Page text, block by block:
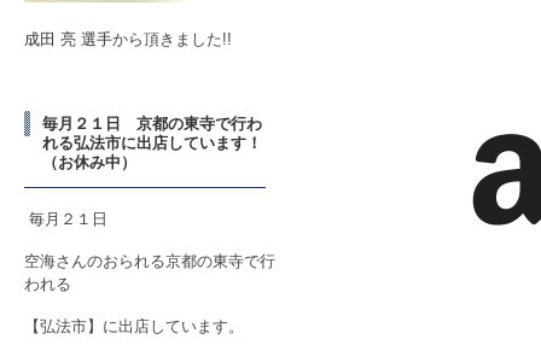
成田 亮 選手から頂きました!!
毎月２１日 京都の東寺で行わ
れる弘法市に出店しています！
（お休み中）
毎月２１日
空海さんのおられる京都の東寺で行
われる
【弘法市】に出店しています。